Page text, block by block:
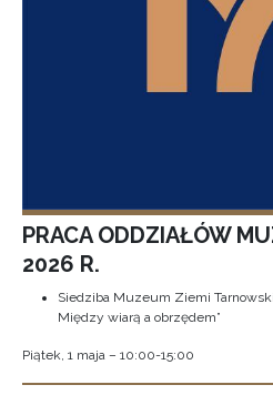
PRACA ODDZIAŁÓW
2026 R.
Siedziba Muzeum Ziemi
Między wiarą a obrzędem”
Piątek, 1 maja – 10:00-15:00